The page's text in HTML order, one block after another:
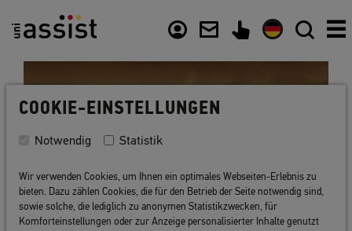
COOKIE-EINSTELLUNGEN
Notwendig Statistik
Wir verwenden Cookies, um Ihnen ein optimales Webseiten-Erlebnis zu
bieten. Dazu zählen Cookies, die für den Betrieb der Seite notwendig sind,
sowie solche, die lediglich zu anonymen Statistikzwecken, für
Komforteinstellungen oder zur Anzeige personalisierter Inhalte genutzt